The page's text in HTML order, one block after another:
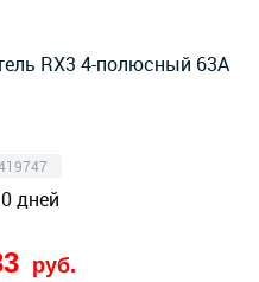
RX3 4-полюсный 63A
дней
руб.